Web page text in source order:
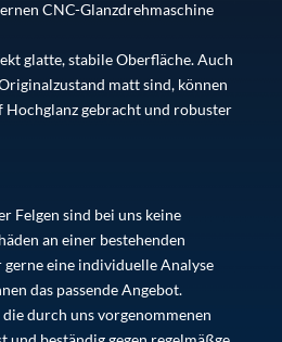
CNC-Glanzdrehmaschine
glatte, stabile Oberfläche. Auch
matt sind, können
Hochglanz gebracht und robuster
Felgen sind bei uns keine
an einer bestehenden
eine individuelle Analyse
das passende Angebot.
durch uns vorgenommenen